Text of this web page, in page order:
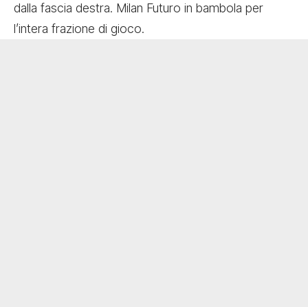
dalla fascia destra. Milan Futuro in bambola per
l’intera frazione di gioco.